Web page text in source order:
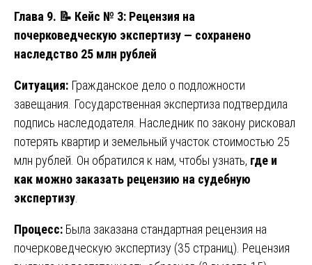
Глава 9. 📝 Кейс № 3: Рецензия на
почерковедческую экспертизу — сохранено
наследство 25 млн рублей
Ситуация: Гражданское дело о подложности
завещания. Государственная экспертиза подтвердила
подпись наследодателя. Наследник по закону рисковал
потерять квартир и земельный участок стоимостью 25
млн рублей. Он обратился к нам, чтобы узнать, где и
как можно заказать рецензию на судебную
экспертизу.
Процесс: Была заказана стандартная рецензия на
почерковедческую экспертизу (35 страниц). Рецензия